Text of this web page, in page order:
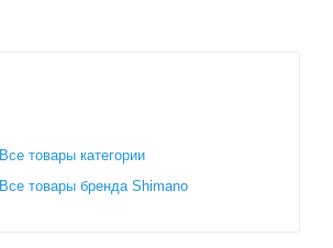
Все товары категории
Все товары бренда Shimano